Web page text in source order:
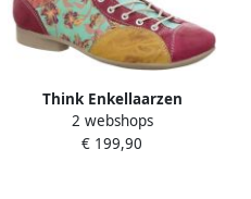
Think Enkellaarzen
2 webshops
€ 199,90